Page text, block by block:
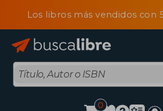
Los libros más vendidos
0